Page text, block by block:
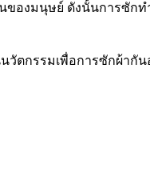
องมนุษย์ ดังนั้นการซักท
ตกรรมเพื่อการซักผ้ากั